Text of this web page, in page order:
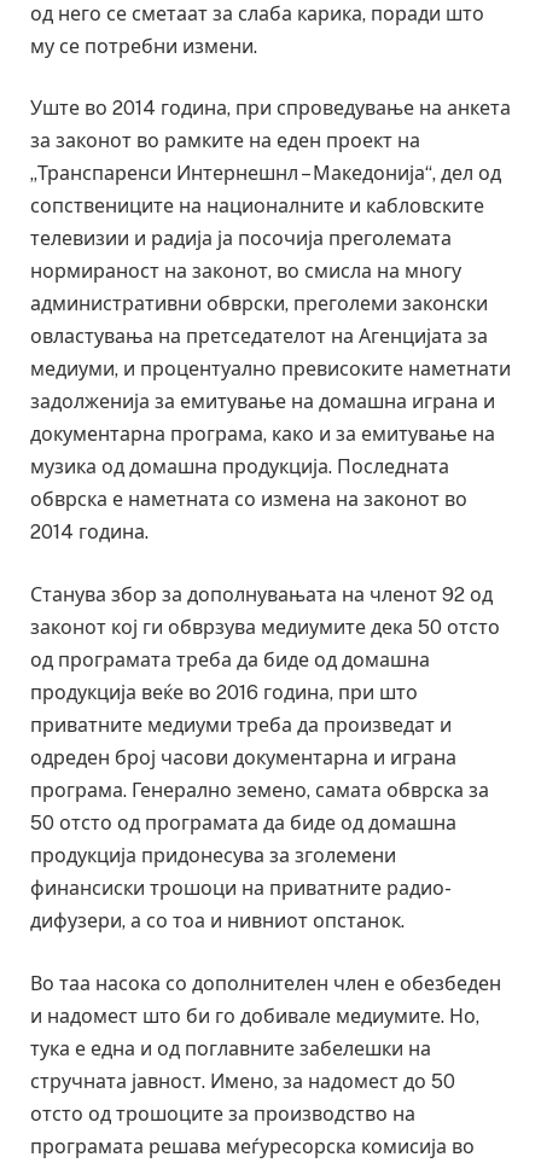
од него се сметаат за слаба карика, поради што
му се потребни измени.
Уште во 2014 година, при спроведување на анкета
за законот во рамките на еден проект на
„Транспаренси Интернешнл – Македонија“, дел од
сопствениците на националните и кабловските
телевизии и радија ја посочија преголемата
нормираност на законот, во смисла на многу
административни обврски, преголеми законски
овластувања на претседателот на Агенцијата за
медиуми, и процентуално превисоките наметнати
задолженија за емитување на домашна играна и
документарна програма, како и за емитување на
музика од домашна продукција. Последната
обврска е наметната со измена на законот во
2014 година.
Станува збор за дополнувањата на членот 92 од
законот кој ги обврзува медиумите дека 50 отсто
од програмата треба да биде од домашна
продукција веќе во 2016 година, при што
приватните медиуми треба да произведат и
одреден број часови документарна и играна
програма. Генерално земено, самата обврска за
50 отсто од програмата да биде од домашна
продукција придонесува за зголемени
финансиски трошоци на приватните радио-
дифузери, а со тоа и нивниот опстанок.
Во таа насока со дополнителен член е обезбеден
и надомест што би го добивале медиумите. Но,
тука е една и од поглавните забелешки на
стручната јавност. Имено, за надомест до 50
отсто од трошоците за производство на
програмата решава меѓуресорска комисија во